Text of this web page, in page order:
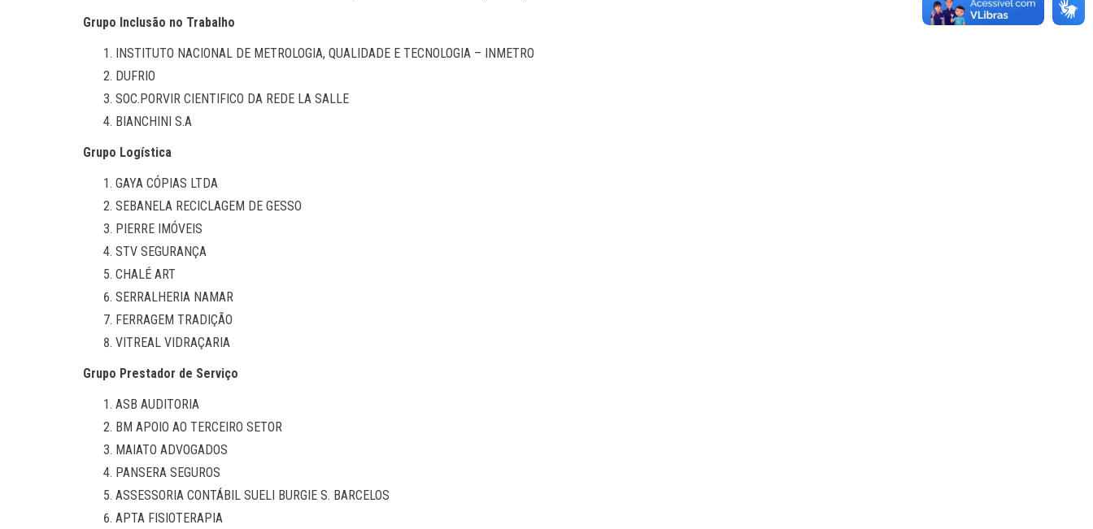
Grupo Inclusão no Trabalho
INSTITUTO NACIONAL DE METROLOGIA, QUALIDADE E TECNOLOGIA – INMETRO
DUFRIO
SOC.PORVIR CIENTIFICO DA REDE LA SALLE
BIANCHINI S.A
Grupo Logística
GAYA CÓPIAS LTDA
SEBANELA RECICLAGEM DE GESSO
PIERRE IMÓVEIS
STV SEGURANÇA
CHALÉ ART
SERRALHERIA NAMAR
FERRAGEM TRADIÇÃO
VITREAL VIDRAÇARIA
Grupo Prestador de Serviço
ASB AUDITORIA
BM APOIO AO TERCEIRO SETOR
MAIATO ADVOGADOS
PANSERA SEGUROS
ASSESSORIA CONTÁBIL SUELI BURGIE S. BARCELOS
APTA FISIOTERAPIA